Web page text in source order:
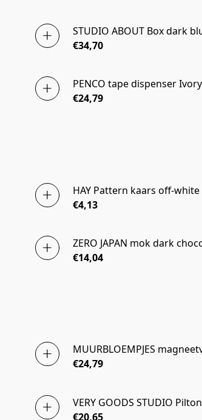
STUDIO ABOUT Box dark
€34,70
PENCO tape dispenser
€24,79
HAY Pattern kaars off-
€4,13
ZERO JAPAN mok dark
€14,04
MUURBLOEMPJES
€24,79
VERY GOODS STUDIO
€20,65